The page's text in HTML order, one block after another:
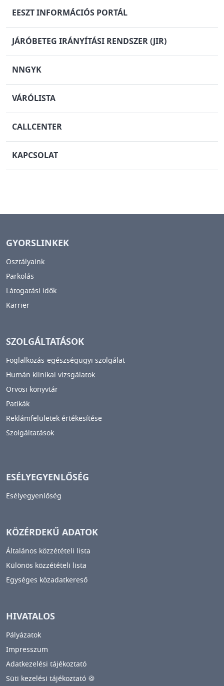
EESZT INFORMÁCIÓS PORTÁL
JÁRÓBETEG IRÁNYÍTÁSI RENDSZER (JIR)
NNGYK
VÁRÓLISTA
CALLCENTER
KAPCSOLAT
GYORSLINKEK
Osztályaink
Parkolás
Látogatási idők
Karrier
SZOLGÁLTATÁSOK
Foglalkozás-egészségügyi szolgálat
Humán klinikai vizsgálatok
Orvosi könyvtár
Patikák
Reklámfelületek értékesítése
Szolgáltatások
ESÉLYEGYENLŐSÉG
Esélyegyenlőség
KÖZÉRDEKŰ ADATOK
Általános közzétételi lista
Különös közzétételi lista
Egységes közadatkereső
HIVATALOS
Pályázatok
Impresszum
Adatkezelési tájékoztató
Süti kezelési tájékoztató 🍪